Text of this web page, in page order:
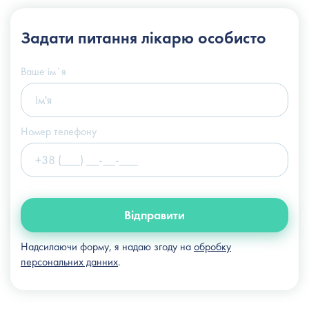
+38 (066) 122-6-111
info@slosser.com.ua
Задати питання лікарю особисто
Ваше імʼя
Номер телефону
Відправити
Надсилаючи форму, я надаю згоду наобробку
персональних данних.